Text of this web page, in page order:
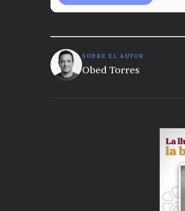
SOBRE EL AUTOR
Obed Torres